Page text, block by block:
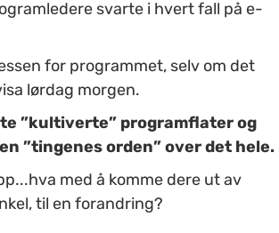
svarte i hvert fall på e-
for programmet, selv om det
lørdag morgen.
”kultiverte” programflater og
”tingenes orden” over det hele.
med å komme dere ut av
til en forandring?